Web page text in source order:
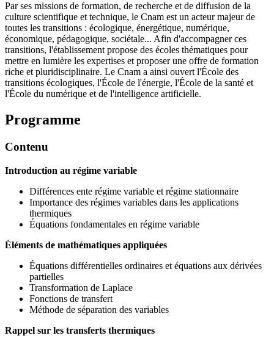
Par ses missions de formation, de recherche et de diffusion de la
culture scientifique et technique, le Cnam est un acteur majeur de
toutes les transitions : écologique, énergétique, numérique,
économique, pédagogique, sociétale... Afin d'accompagner ces
transitions, l'établissement propose des écoles thématiques pour
mettre en lumière les expertises et proposer une offre de formation
riche et pluridisciplinaire. Le Cnam a ainsi ouvert l'École des
transitions écologiques, l'École de l'énergie, l'École de la santé et
l'École du numérique et de l'intelligence artificielle.
Programme
Contenu
Introduction au régime variable
Différences ente régime variable et régime stationnaire
Importance des régimes variables dans les applications
thermiques
Équations fondamentales en régime variable
Éléments de mathématiques appliquées
Équations différentielles ordinaires et équations aux dérivées
partielles
Transformation de Laplace
Fonctions de transfert
Méthode de séparation des variables
Rappel sur les transferts thermiques